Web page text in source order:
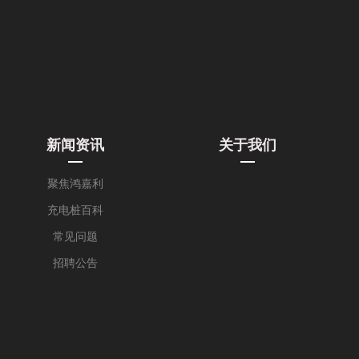
新闻资讯
聚焦鸿嘉利
充电桩百科
常见问题
招聘公告
关于我们